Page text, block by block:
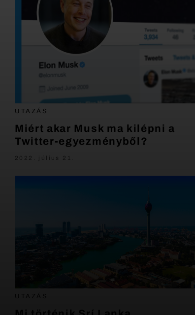
UTAZÁS
Miért akar Musk ma kilépni a
Twitter-egyezményből?
2022. július 21.
UTAZÁS